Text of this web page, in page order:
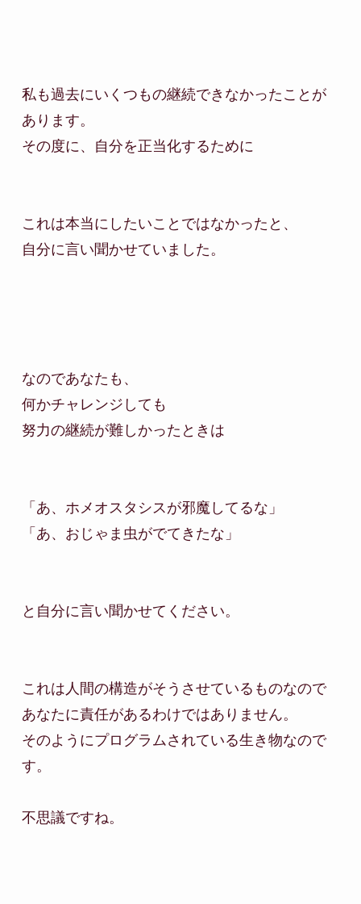
私も過去にいくつもの継続できなかったことが
あります。
その度に、自分を正当化するために
これは本当にしたいことではなかったと、
自分に言い聞かせていました。
なのであなたも、
何かチャレンジしても
努力の継続が難しかったときは
「あ、ホメオスタシスが邪魔してるな」
「あ、おじゃま虫がでてきたな」
と自分に言い聞かせてください。
これは人間の構造がそうさせているものなので
あなたに責任があるわけではありません。
そのようにプログラムされている生き物なので
す。
不思議ですね。